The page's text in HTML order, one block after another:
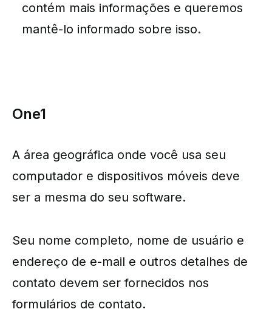
contém mais informações e queremos
mantê-lo informado sobre isso.
One1
A área geográfica onde você usa seu
computador e dispositivos móveis deve
ser a mesma do seu software.
Seu nome completo, nome de usuário e
endereço de e-mail e outros detalhes de
contato devem ser fornecidos nos
formulários de contato.